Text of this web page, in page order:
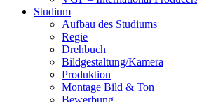
Stu­di­um
Auf­bau des Stu­di­ums
Regie
Dreh­buch
Bildgestaltung/​​Kamera
Pro­duk­ti­on
Mon­ta­ge Bild & Ton
Bewer­bung